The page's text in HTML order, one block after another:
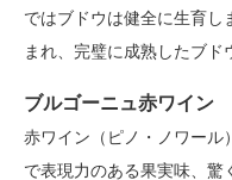
ではブドウは健全に生育し
まれ、完璧に成熟したブド
ブルゴーニュ赤ワイン
赤ワイン（ピノ・ノワール
で表現力のある果実味、驚